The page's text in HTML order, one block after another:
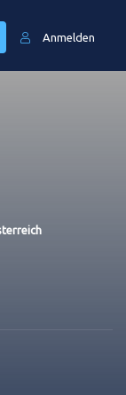
Anmelden